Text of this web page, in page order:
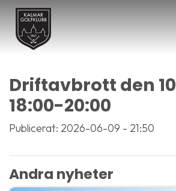
Driftavbrott den
18:00-20:00
Publicerat: 2026-06-09 - 21:50
Andra nyheter